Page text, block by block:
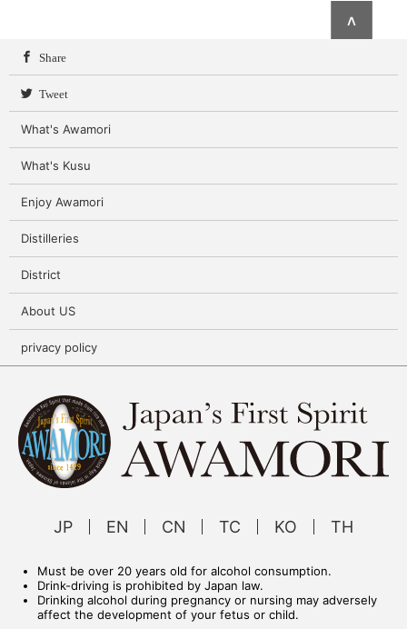
∧
Share
Tweet
What's Awamori
What's Kusu
Enjoy Awamori
Distilleries
District
About US
privacy policy
JP EN CN TC KO TH
Must be over 20 years old for alcohol consumption.
Drink-driving is prohibited by Japan law.
Drinking alcohol during pregnancy or nursing may adversely
affect the development of your fetus or child.